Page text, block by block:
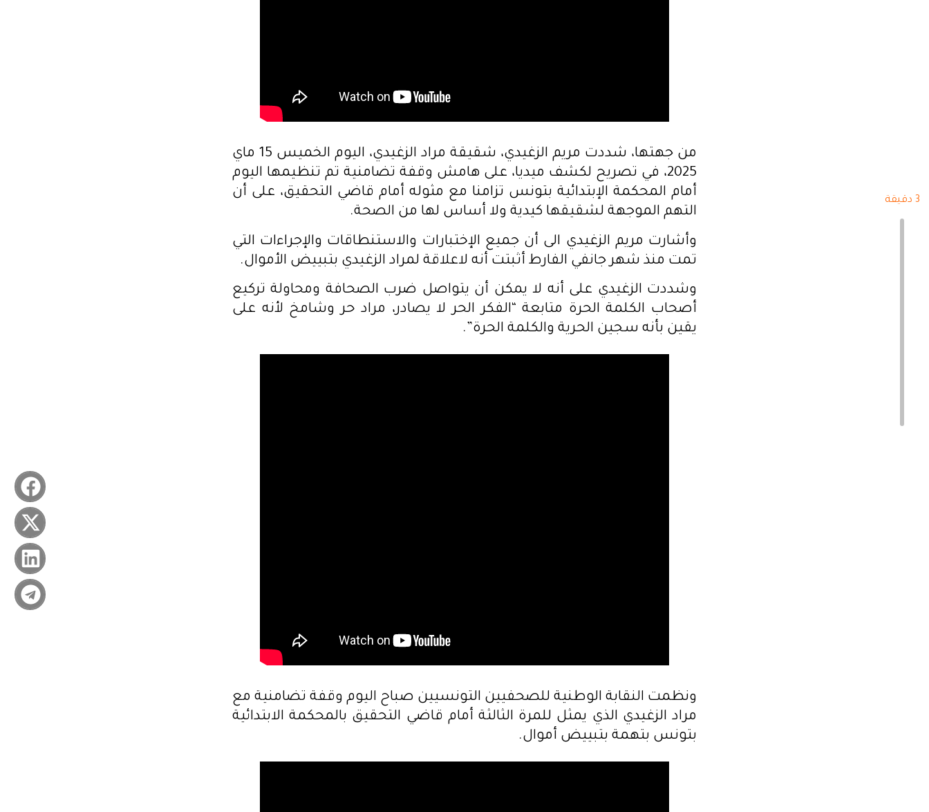
3 دقيقة
من جهتها، شددت مريم الزغيدي، شقيقة مراد الزغيدي، اليوم الخميس 15 ماي
2025، في تصريح لكشف ميديا، على هامش وقفة تضامنية تم تنظيمها اليوم
أمام المحكمة الإبتدائية بتونس تزامنا مع مثوله أمام قاضي التحقيق، على أن
التهم الموجهة لشقيقها كيدية ولا أساس لها من الصحة.
وأشارت مريم الزغيدي الى أن جميع الإختبارات والاستنطاقات والإجراءات التي
تمت منذ شهر جانفي الفارط أثبتت أنه لاعلاقة لمراد الزغيدي بتبييض الأموال.
وشددت الزغيدي على أنه لا يمكن أن يتواصل ضرب الصحافة ومحاولة تركيع
أصحاب الكلمة الحرة متابعة “الفكر الحر لا يصادر، مراد حر وشامخ لأنه على
يقين بأنه سجين الحرية والكلمة الحرة”.
ونظمت النقابة الوطنية للصحفيين التونسيين صباح اليوم وقفة تضامنية مع
مراد الزغيدي الذي يمثل للمرة الثالثة أمام قاضي التحقيق بالمحكمة الابتدائية
بتونس بتهمة بتبييض أموال.